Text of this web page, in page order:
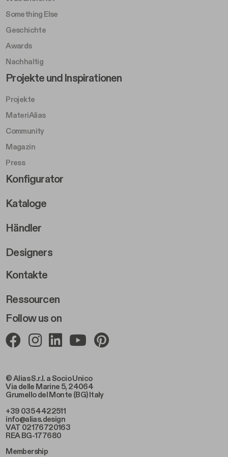
© Alias S.r.l. a Socio Unico
Via delle Marine 5, 24064
Grumello del Monte (BG) Italy
+39 035 4422511
info@alias.design
VAT 02176720163
REA BG-177680
Something Else
Geschichte
Awards
Nachhaltig
Follow us on
Footer Left Middle B
Projekte und Inspirationen
Projekte
MateriAlias
Community
Magazin
Press
Footer Right Middle B
Konfigurator
Kataloge
Händler
Designers
Footer Right 2
Kontakte
Ressourcen
Membership